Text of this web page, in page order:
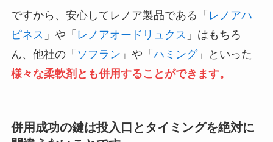
ですから、安心してレノア製品である「 レノアハ
ピネス 」や「 レノアオードリュクス 」はもちろ
ん、他社の「 ソフラン 」や「 ハミング」といった
様々な柔軟剤とも併用することができます。
併用成功の鍵は投入口とタイミングを絶対に